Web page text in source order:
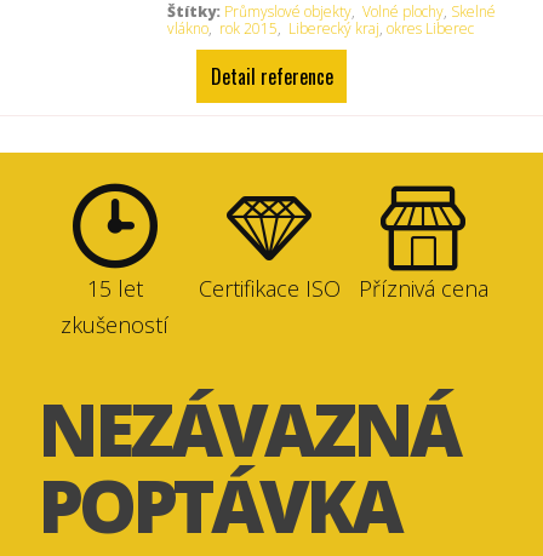
Štítky: Průmyslové objekty, Volné plochy, Skelné
vlákno, rok 2015, Liberecký kraj,okres Liberec
Detail reference
15 let
zkušeností
Certifikace ISO Příznivá cena
NEZÁVAZNÁ
POPTÁVKA